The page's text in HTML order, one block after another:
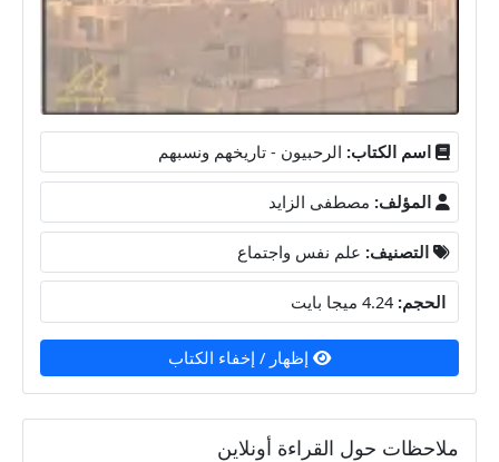
اسم الكتاب: الرحبيون - تاريخهم ونسبهم
المؤلف: مصطفى الزايد
التصنيف: علم نفس واجتماع
الحجم:
إظهار / إخفاء الكتاب
ملاحظات حول القراءة أونلاين